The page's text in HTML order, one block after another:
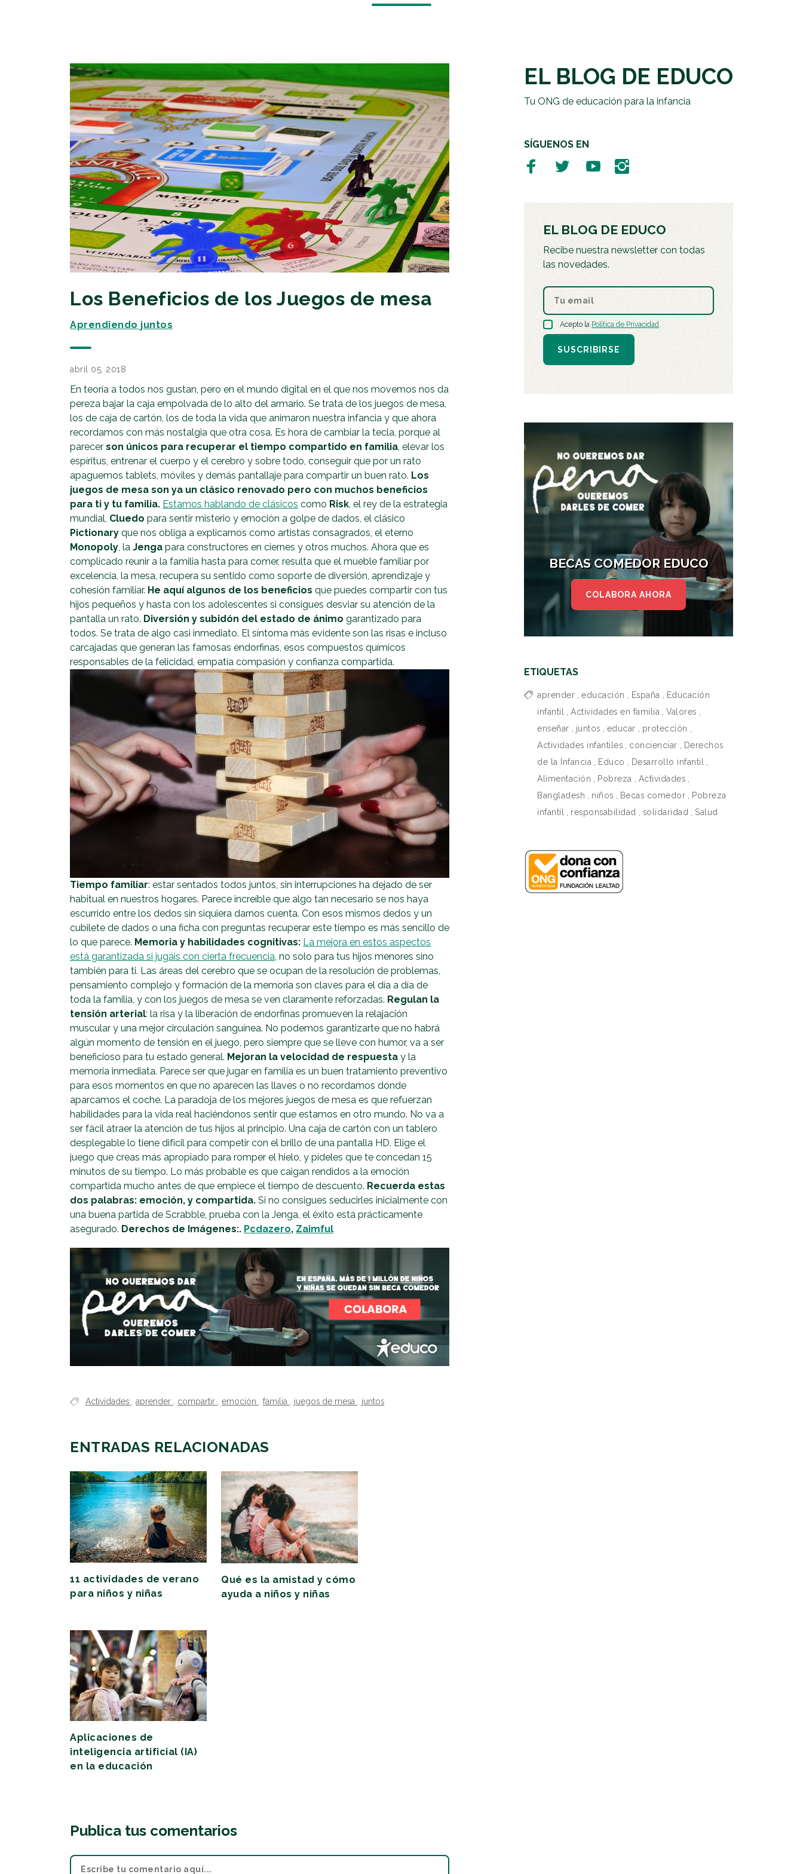
EMPRESAS SOLIDARIAS
TESTAMENTO SOLIDARIO
Los Beneficios de los Juegos de mesa
Aprendiendo juntos
abril 05, 2018
En teoría a todos nos gustan, pero en el mundo digital en el que nos movemos nos da
pereza bajar la caja empolvada de lo alto del armario. Se trata de los juegos de mesa,
los de caja de cartón, los de toda la vida que animaron nuestra infancia y que ahora
recordamos con más nostalgia que otra cosa. Es hora de cambiar la tecla, porque al
parecer son únicos para recuperar el tiempo compartido en familia , elevar los
espíritus, entrenar el cuerpo y el cerebro y sobre todo, conseguir que por un rato
apaguemos tablets, móviles y demás pantallaje para compartir un buen rato. Los
juegos de mesa son ya un clásico renovado pero con muchos beneficios
para ti y tu familia. Estamos hablando de clásicos como Risk , el rey de la estrategia
mundial, Cluedo para sentir misterio y emoción a golpe de dados, el clásico
Pictionary que nos obliga a explicarnos como artistas consagrados, el eterno
Monopoly , la Jenga para constructores en ciernes y otros muchos. Ahora que es
complicado reunir a la familia hasta para comer, resulta que el mueble familiar por
excelencia, la mesa, recupera su sentido como soporte de diversión, aprendizaje y
cohesión familiar. He aquí algunos de los beneficios que puedes compartir con tus
hijos pequeños y hasta con los adolescentes si consigues desviar su atención de la
pantalla un rato. Diversión y subidón del estado de ánimo garantizado para
todos. Se trata de algo casi inmediato. El síntoma más evidente son las risas e incluso
carcajadas que generan las famosas endorfinas, esos compuestos químicos
responsables de la felicidad, empatía compasión y confianza compartida.
Tiempo familiar: estar sentados todos juntos, sin interrupciones ha dejado de ser
habitual en nuestros hogares. Parece increíble que algo tan necesario se nos haya
escurrido entre los dedos sin siquiera darnos cuenta. Con esos mismos dedos y un
cubilete de dados o una ficha con preguntas recuperar este tiempo es más sencillo de
lo que parece. Memoria y habilidades cognitivas: La mejora en estos aspectos
está garantizada si jugáis con cierta frecuencia, no solo para tus hijos menores sino
también para ti. Las áreas del cerebro que se ocupan de la resolución de problemas,
pensamiento complejo y formación de la memoria son claves para el día a día de
toda la familia, y con los juegos de mesa se ven claramente reforzadas. Regulan la
tensión arterial: la risa y la liberación de endorfinas promueven la relajación
muscular y una mejor circulación sanguínea. No podemos garantizarte que no habrá
algún momento de tensión en el juego, pero siempre que se lleve con humor, va a ser
beneficioso para tu estado general. Mejoran la velocidad de respuesta y la
memoria inmediata. Parece ser que jugar en familia es un buen tratamiento preventivo
para esos momentos en que no aparecen las llaves o no recordamos dónde
aparcamos el coche. La paradoja de los mejores juegos de mesa es que refuerzan
habilidades para la vida real haciéndonos sentir que estamos en otro mundo. No va a
ser fácil atraer la atención de tus hijos al principio. Una caja de cartón con un tablero
desplegable lo tiene difícil para competir con el brillo de una pantalla HD. Elige el
juego que creas más apropiado para romper el hielo, y pídeles que te concedan 15
minutos de su tiempo. Lo más probable es que caigan rendidos a la emoción
compartida mucho antes de que empiece el tiempo de descuento. Recuerda estas
dos palabras: emoción, y compartida. Si no consigues seducirles inicialmente con
una buena partida de Scrabble, prueba con la Jenga, el éxito está prácticamente
asegurado. Derechos de Imágenes:. Pcdazero, Zaimful
Actividades aprender compartir emoción familia juegos de mesa juntos
ENTRADAS RELACIONADAS
11 actividades de verano
para niños y niñas
Qué es la amistad y cómo
ayuda a niños y niñas
Aplicaciones de
inteligencia artificial (IA)
en la educación
Publica tus comentarios
EL BLOG DE EDUCO
Tu ONG de educación para la infancia
SÍGUENOS EN
EL BLOG DE EDUCO
Recibe nuestra newsletter con todas
las novedades.
Acepto la Política de Privacidad.
SUSCRIBIRSE
BECAS COMEDOR EDUCO
COLABORA AHORA
ETIQUETAS
aprender educación España
Educación
infantil
Actividades en familia Valores
enseñar
juntos educar protección
Actividades infantiles
concienciar
Derechos
de la Infancia
Educo Desarrollo infantil
Alimentación
Pobreza Actividades
Bangladesh
niños Becas comedor
Pobreza
infantil
responsabilidad solidaridad Salud